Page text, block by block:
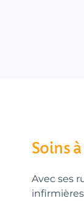
Soins
Avec ses